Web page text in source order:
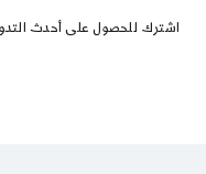
اشترك للحصول على أحدث